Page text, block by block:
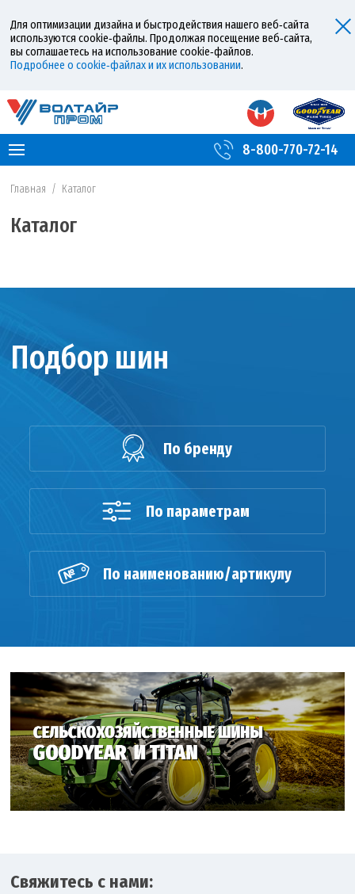
Для оптимизации дизайна и быстродействия нашего веб‑сайта
используются cookie‑файлы. Продолжая посещение веб‑сайта,
вы соглашаетесь на использование cookie‑файлов.
Подробнее о cookie‑файлах и их использовании.
8-800-770-72-14
Главная / Каталог
Каталог
Подбор шин
По бренду
По параметрам
По наименованию/артикулу
Свяжитесь с нами: